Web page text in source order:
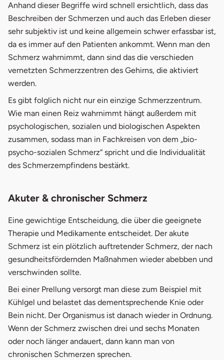
Anhand dieser Begriffe wird schnell ersichtlich, dass das
Beschreiben der Schmerzen und auch das Erleben dieser
sehr subjektiv ist und keine allgemein schwer erfassbar ist,
da es immer auf den Patienten ankommt. Wenn man den
Schmerz wahrnimmt, dann sind das die verschieden
vernetzten Schmerzzentren des Gehirns, die aktiviert
werden.
Es gibt folglich nicht nur ein einzige Schmerzzentrum.
Wie man einen Reiz wahrnimmt hängt außerdem mit
psychologischen, sozialen und biologischen Aspekten
zusammen, sodass man in Fachkreisen von dem „bio-
psycho-sozialen Schmerz“ spricht und die Individualität
des Schmerzempfindens bestärkt.
Akuter & chronischer Schmerz
Eine gewichtige Entscheidung, die über die geeignete
Therapie und Medikamente entscheidet. Der akute
Schmerz ist ein plötzlich auftretender Schmerz, der nach
gesundheitsfördernden Maßnahmen wieder abebben und
verschwinden sollte.
Bei einer Prellung versorgt man diese zum Beispiel mit
Kühlgel und belastet das dementsprechende Knie oder
Bein nicht. Der Organismus ist danach wieder in Ordnung.
Wenn der Schmerz zwischen drei und sechs Monaten
oder noch länger andauert, dann kann man von
chronischen Schmerzen sprechen.